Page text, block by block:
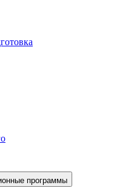
программы